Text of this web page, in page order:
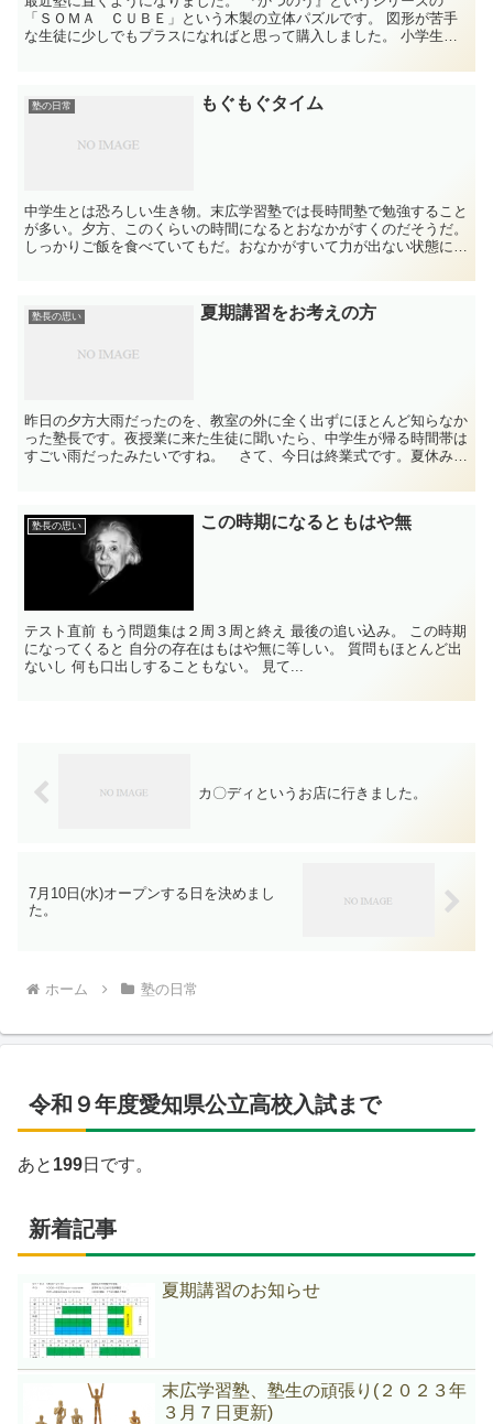
「ＳＯＭＡ ＣＵＢＥ」という木製の立体パズルです。 図形が苦手
な生徒に少しでもプラスになればと思って購入しました。 小学生の
塾の日常 もぐもぐタイム
中学生とは恐ろしい生き物。末広学習塾では長時間塾で勉強すること
が多い。夕方、このくらいの時間になるとおなかがすくのだそうだ。
しっかりご飯を食べていてもだ。おなかがすいて力が出ない状態にな
塾長の思い 夏期講習をお考えの方
昨日の夕方大雨だったのを、教室の外に全く出ずにほとんど知らなか
った塾長です。夜授業に来た生徒に聞いたら、中学生が帰る時間帯は
すごい雨だったみたいですね。 さて、今日は終業式です。夏休みで
塾長の思い この時期になるともはや無
テスト直前 もう問題集は２周３周と終え 最後の追い込み。 この時期
になってくると 自分の存在はもはや無に等しい。 質問もほとんど出
ないし 何も口出しすることもない。 見て...
カ〇ディというお店に行きました。
7月10日(水)オープンする日を決めまし
た。
ホーム 塾の日常
令和９年度愛知県公立高校入試まで
あと 199日です。
新着記事
夏期講習のお知らせ
末広学習塾、塾生の頑張り(２０２３年
３月７日更新)